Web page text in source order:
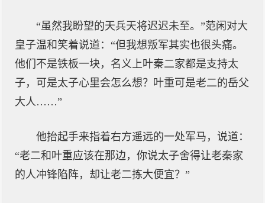
“虽然我盼望的天兵天将迟迟未至。”范闲对大
皇子温和笑着说道：“但我想叛军其实也很头痛。
他们不是铁板一块，名义上叶秦二家都是支持太
子，可是太子心里会怎么想？叶重可是老二的岳父
大人……”
他抬起手来指着右方遥远的一处军马，说道：
“老二和叶重应该在那边，你说太子舍得让老秦家
的人冲锋陷阵，却让老二拣大便宜？”